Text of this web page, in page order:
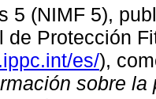
5 (NIMF 5),
de Protección
es/),
sobre